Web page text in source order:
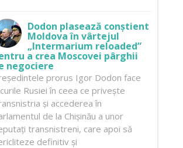
Dodon plasează conștient
Moldova în vârtejul
„Intermarium reloaded”
a crea Moscovei pârghii
negociere
prorus Igor Dodon face
Rusiei în ceea ce privește
și accederea în
de la Chișinău a unor
transnistreni, care apoi să
definitiv și